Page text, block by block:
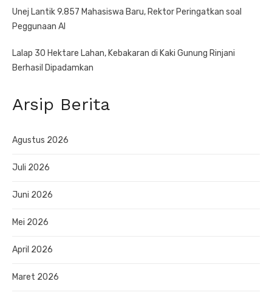
Unej Lantik 9.857 Mahasiswa Baru, Rektor Peringatkan soal
Peggunaan AI
Lalap 30 Hektare Lahan, Kebakaran di Kaki Gunung Rinjani
Berhasil Dipadamkan
Arsip Berita
Agustus 2026
Juli 2026
Juni 2026
Mei 2026
April 2026
Maret 2026